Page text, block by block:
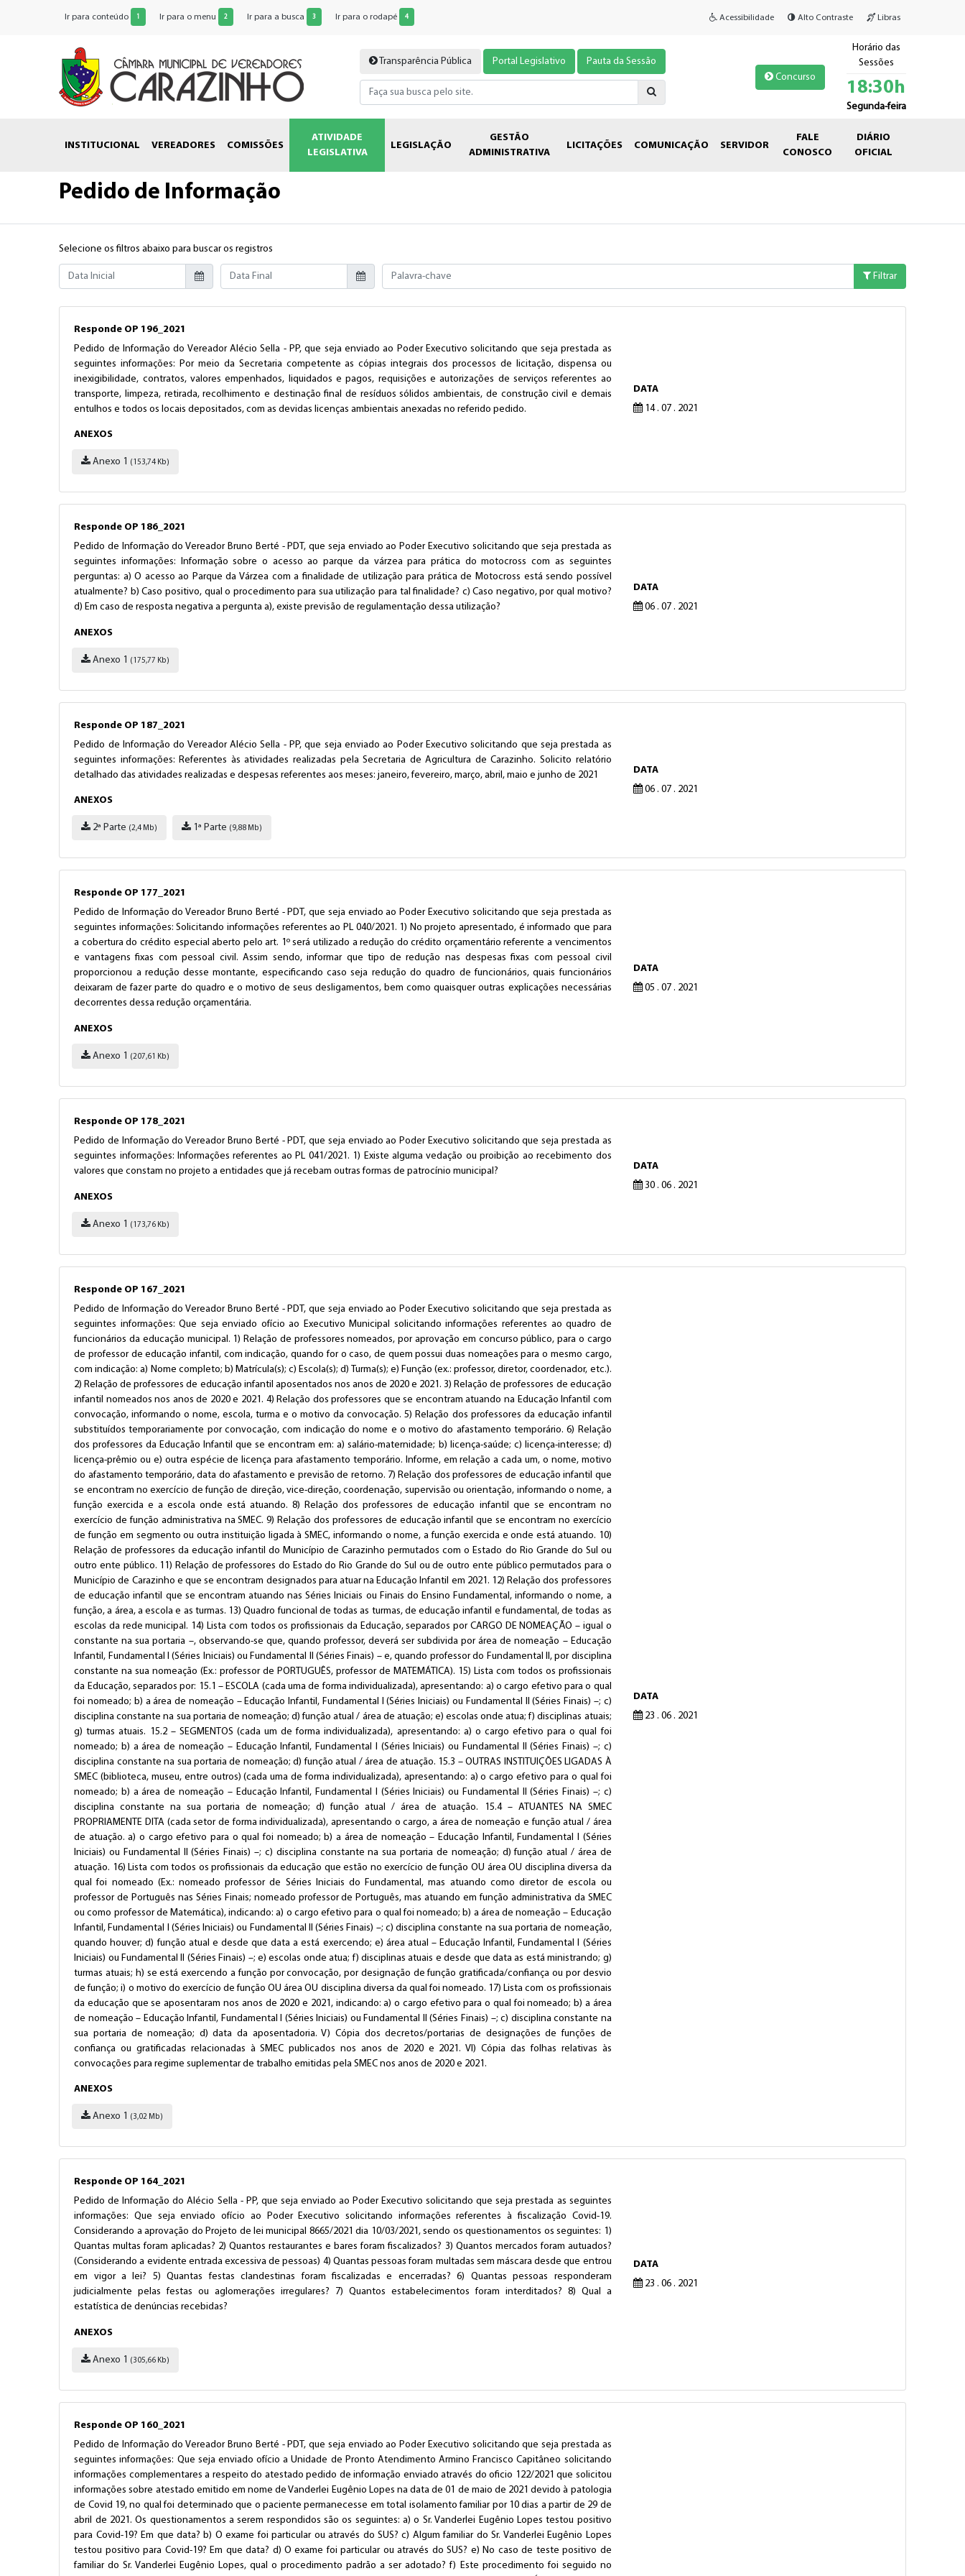
Ir para conteúdo 1 Ir para o menu 2 Ir para a busca 3 Ir para o rodapé 4 Acessibilidade Alto Contraste Libras
Transparência Pública Portal Legislativo
Pauta da Sessão
Concurso
Horário das
Sessões
18:30h
Segunda-feira
INSTITUCIONAL VEREADORES COMISSÕES
ATIVIDADE
LEGISLATIVA
LEGISLAÇÃO
GESTÃO
ADMINISTRATIVA
LICITAÇÕES COMUNICAÇÃO SERVIDOR
FALE
CONOSCO
DIÁRIO
OFICIAL
Pedido de Informação
Selecione os filtros abaixo para buscar os registros
Data Inicial
Data Final Palavra-chave
Filtrar
Responde OP 196_2021
Pedido de Informação do Vereador Alécio Sella - PP, que seja enviado ao Poder Executivo solicitando que seja prestada as
seguintes informações: Por meio da Secretaria competente as cópias integrais dos processos de licitação, dispensa ou
inexigibilidade, contratos, valores empenhados, liquidados e pagos, requisições e autorizações de serviços referentes ao
transporte, limpeza, retirada, recolhimento e destinação final de resíduos sólidos ambientais, de construção civil e demais
entulhos e todos os locais depositados, com as devidas licenças ambientais anexadas no referido pedido.
ANEXOS
Anexo 1 (153,74 Kb)
DATA
14 . 07 . 2021
Responde OP 186_2021
Pedido de Informação do Vereador Bruno Berté - PDT, que seja enviado ao Poder Executivo solicitando que seja prestada as
seguintes informações: Informação sobre o acesso ao parque da várzea para prática do motocross com as seguintes
perguntas: a) O acesso ao Parque da Várzea com a finalidade de utilização para prática de Motocross está sendo possível
atualmente? b) Caso positivo, qual o procedimento para sua utilização para tal finalidade? c) Caso negativo, por qual motivo?
d) Em caso de resposta negativa a pergunta a), existe previsão de regulamentação dessa utilização?
ANEXOS
Anexo 1 (175,77 Kb)
DATA
06 . 07 . 2021
Responde OP 187_2021
Pedido de Informação do Vereador Alécio Sella - PP, que seja enviado ao Poder Executivo solicitando que seja prestada as
seguintes informações: Referentes às atividades realizadas pela Secretaria de Agricultura de Carazinho. Solicito relatório
detalhado das atividades realizadas e despesas referentes aos meses: janeiro, fevereiro, março, abril, maio e junho de 2021
ANEXOS
2ª Parte (2,4 Mb) 1ª Parte (9,88 Mb)
DATA
06 . 07 . 2021
Responde OP 177_2021
Pedido de Informação do Vereador Bruno Berté - PDT, que seja enviado ao Poder Executivo solicitando que seja prestada as
seguintes informações: Solicitando informações referentes ao PL 040/2021. 1) No projeto apresentado, é informado que para
a cobertura do crédito especial aberto pelo art. 1º será utilizado a redução do crédito orçamentário referente a vencimentos
e vantagens fixas com pessoal civil. Assim sendo, informar que tipo de redução nas despesas fixas com pessoal civil
proporcionou a redução desse montante, especificando caso seja redução do quadro de funcionários, quais funcionários
deixaram de fazer parte do quadro e o motivo de seus desligamentos, bem como quaisquer outras explicações necessárias
decorrentes dessa redução orçamentária.
ANEXOS
Anexo 1 (207,61 Kb)
DATA
05 . 07 . 2021
Responde OP 178_2021
Pedido de Informação do Vereador Bruno Berté - PDT, que seja enviado ao Poder Executivo solicitando que seja prestada as
seguintes informações: Informações referentes ao PL 041/2021. 1) Existe alguma vedação ou proibição ao recebimento dos
valores que constam no projeto a entidades que já recebam outras formas de patrocínio municipal?
ANEXOS
Anexo 1 (173,76 Kb)
DATA
30 . 06 . 2021
Responde OP 167_2021
Pedido de Informação do Vereador Bruno Berté - PDT, que seja enviado ao Poder Executivo solicitando que seja prestada as
seguintes informações: Que seja enviado ofício ao Executivo Municipal solicitando informações referentes ao quadro de
funcionários da educação municipal. 1) Relação de professores nomeados, por aprovação em concurso público, para o cargo
de professor de educação infantil, com indicação, quando for o caso, de quem possui duas nomeações para o mesmo cargo,
com indicação: a) Nome completo; b) Matrícula(s); c) Escola(s); d) Turma(s); e) Função (ex.: professor, diretor, coordenador, etc.).
2) Relação de professores de educação infantil aposentados nos anos de 2020 e 2021. 3) Relação de professores de educação
infantil nomeados nos anos de 2020 e 2021. 4) Relação dos professores que se encontram atuando na Educação Infantil com
convocação, informando o nome, escola, turma e o motivo da convocação. 5) Relação dos professores da educação infantil
substituídos temporariamente por convocação, com indicação do nome e o motivo do afastamento temporário. 6) Relação
dos professores da Educação Infantil que se encontram em: a) salário-maternidade; b) licença-saúde; c) licença-interesse; d)
licença-prêmio ou e) outra espécie de licença para afastamento temporário. Informe, em relação a cada um, o nome, motivo
do afastamento temporário, data do afastamento e previsão de retorno. 7) Relação dos professores de educação infantil que
se encontram no exercício de função de direção, vice-direção, coordenação, supervisão ou orientação, informando o nome, a
função exercida e a escola onde está atuando. 8) Relação dos professores de educação infantil que se encontram no
exercício de função administrativa na SMEC. 9) Relação dos professores de educação infantil que se encontram no exercício
de função em segmento ou outra instituição ligada à SMEC, informando o nome, a função exercida e onde está atuando. 10)
Relação de professores da educação infantil do Município de Carazinho permutados com o Estado do Rio Grande do Sul ou
outro ente público. 11) Relação de professores do Estado do Rio Grande do Sul ou de outro ente público permutados para o
Município de Carazinho e que se encontram designados para atuar na Educação Infantil em 2021. 12) Relação dos professores
de educação infantil que se encontram atuando nas Séries Iniciais ou Finais do Ensino Fundamental, informando o nome, a
função, a área, a escola e as turmas. 13) Quadro funcional de todas as turmas, de educação infantil e fundamental, de todas as
escolas da rede municipal. 14) Lista com todos os profissionais da Educação, separados por CARGO DE NOMEAÇÃO – igual o
constante na sua portaria –, observando-se que, quando professor, deverá ser subdivida por área de nomeação – Educação
Infantil, Fundamental I (Séries Iniciais) ou Fundamental II (Séries Finais) – e, quando professor do Fundamental II, por disciplina
constante na sua nomeação (Ex.: professor de PORTUGUÊS, professor de MATEMÁTICA). 15) Lista com todos os profissionais
da Educação, separados por: 15.1 – ESCOLA (cada uma de forma individualizada), apresentando: a) o cargo efetivo para o qual
foi nomeado; b) a área de nomeação – Educação Infantil, Fundamental I (Séries Iniciais) ou Fundamental II (Séries Finais) –; c)
disciplina constante na sua portaria de nomeação; d) função atual / área de atuação; e) escolas onde atua; f) disciplinas atuais;
g) turmas atuais. 15.2 – SEGMENTOS (cada um de forma individualizada), apresentando: a) o cargo efetivo para o qual foi
nomeado; b) a área de nomeação – Educação Infantil, Fundamental I (Séries Iniciais) ou Fundamental II (Séries Finais) –; c)
disciplina constante na sua portaria de nomeação; d) função atual / área de atuação. 15.3 – OUTRAS INSTITUIÇÕES LIGADAS À
SMEC (biblioteca, museu, entre outros) (cada uma de forma individualizada), apresentando: a) o cargo efetivo para o qual foi
nomeado; b) a área de nomeação – Educação Infantil, Fundamental I (Séries Iniciais) ou Fundamental II (Séries Finais) –; c)
disciplina constante na sua portaria de nomeação; d) função atual / área de atuação. 15.4 – ATUANTES NA SMEC
PROPRIAMENTE DITA (cada setor de forma individualizada), apresentando o cargo, a área de nomeação e função atual / área
de atuação. a) o cargo efetivo para o qual foi nomeado; b) a área de nomeação – Educação Infantil, Fundamental I (Séries
Iniciais) ou Fundamental II (Séries Finais) –; c) disciplina constante na sua portaria de nomeação; d) função atual / área de
atuação. 16) Lista com todos os profissionais da educação que estão no exercício de função OU área OU disciplina diversa da
qual foi nomeado (Ex.: nomeado professor de Séries Iniciais do Fundamental, mas atuando como diretor de escola ou
professor de Português nas Séries Finais; nomeado professor de Português, mas atuando em função administrativa da SMEC
ou como professor de Matemática), indicando: a) o cargo efetivo para o qual foi nomeado; b) a área de nomeação – Educação
Infantil, Fundamental I (Séries Iniciais) ou Fundamental II (Séries Finais) –; c) disciplina constante na sua portaria de nomeação,
quando houver; d) função atual e desde que data a está exercendo; e) área atual – Educação Infantil, Fundamental I (Séries
Iniciais) ou Fundamental II (Séries Finais) –; e) escolas onde atua; f) disciplinas atuais e desde que data as está ministrando; g)
turmas atuais; h) se está exercendo a função por convocação, por designação de função gratificada/confiança ou por desvio
de função; i) o motivo do exercício de função OU área OU disciplina diversa da qual foi nomeado. 17) Lista com os profissionais
da educação que se aposentaram nos anos de 2020 e 2021, indicando: a) o cargo efetivo para o qual foi nomeado; b) a área
de nomeação – Educação Infantil, Fundamental I (Séries Iniciais) ou Fundamental II (Séries Finais) –; c) disciplina constante na
sua portaria de nomeação; d) data da aposentadoria. V) Cópia dos decretos/portarias de designações de funções de
confiança ou gratificadas relacionadas à SMEC publicados nos anos de 2020 e 2021. VI) Cópia das folhas relativas às
convocações para regime suplementar de trabalho emitidas pela SMEC nos anos de 2020 e 2021.
ANEXOS
Anexo 1 (3,02 Mb)
DATA
23 . 06 . 2021
Responde OP 164_2021
Pedido de Informação do Alécio Sella - PP, que seja enviado ao Poder Executivo solicitando que seja prestada as seguintes
informações: Que seja enviado ofício ao Poder Executivo solicitando informações referentes à fiscalização Covid-19.
Considerando a aprovação do Projeto de lei municipal 8665/2021 dia 10/03/2021, sendo os questionamentos os seguintes: 1)
Quantas multas foram aplicadas? 2) Quantos restaurantes e bares foram fiscalizados? 3) Quantos mercados foram autuados?
(Considerando a evidente entrada excessiva de pessoas) 4) Quantas pessoas foram multadas sem máscara desde que entrou
em vigor a lei? 5) Quantas festas clandestinas foram fiscalizadas e encerradas? 6) Quantas pessoas responderam
judicialmente pelas festas ou aglomerações irregulares? 7) Quantos estabelecimentos foram interditados? 8) Qual a
estatística de denúncias recebidas?
ANEXOS
Anexo 1 (305,66 Kb)
DATA
23 . 06 . 2021
Responde OP 160_2021
Pedido de Informação do Vereador Bruno Berté - PDT, que seja enviado ao Poder Executivo solicitando que seja prestada as
seguintes informações: Que seja enviado ofício a Unidade de Pronto Atendimento Armino Francisco Capitâneo solicitando
informações complementares a respeito do atestado pedido de informação enviado através do oficio 122/2021 que solicitou
informações sobre atestado emitido em nome de Vanderlei Eugênio Lopes na data de 01 de maio de 2021 devido à patologia
de Covid 19, no qual foi determinado que o paciente permanecesse em total isolamento familiar por 10 dias a partir de 29 de
abril de 2021. Os questionamentos a serem respondidos são os seguintes: a) o Sr. Vanderlei Eugênio Lopes testou positivo
para Covid-19? Em que data? b) O exame foi particular ou através do SUS? c) Algum familiar do Sr. Vanderlei Eugênio Lopes
testou positivo para Covid-19? Em que data? d) O exame foi particular ou através do SUS? e) No caso de teste positivo de
familiar do Sr. Vanderlei Eugênio Lopes, qual o procedimento padrão a ser adotado? f) Este procedimento foi seguido no